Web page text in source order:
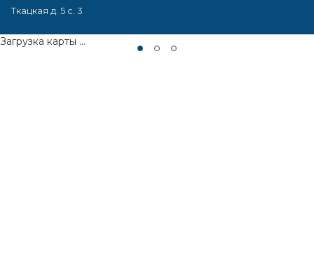
Ткацкая д. 5 с. 3
Загрузка карты ...